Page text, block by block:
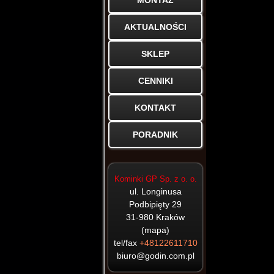
KOMINKI
ELEKTRYCZNE
KOMINKI
GAZOWE
KOMINKI
ARYSTO
BIOKOMINKI
ARCADIA
BEF
DOVRE
EDILKAMIN
JD METAL
CERAMICZNE
KAFLOWE
AKTUALNOŚCI
SKLEP
CENNIKI
KONTAKT
PORADNIK
Kominki GP Sp. z o. o.
ul. Longinusa
Podbipięty 29
31-980 Kraków
(mapa)
tel/fax +48122611710
biuro@godin.com.pl